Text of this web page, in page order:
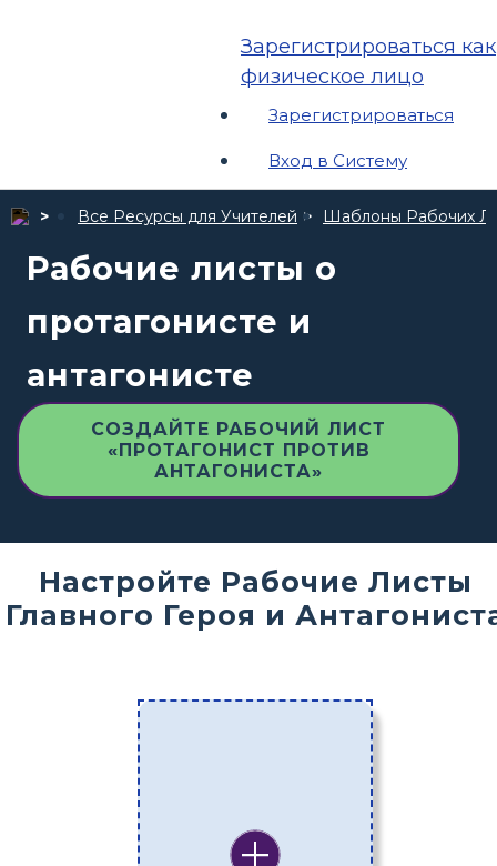
Зарегистрироваться как
физическое лицо
Зарегистрироваться
Вход в Систему
Все Ресурсы для Учителей Шаблоны Рабочих
Рабочие листы о
протагонисте и
антагонисте
СОЗДАЙТЕ РАБОЧИЙ ЛИСТ
«ПРОТАГОНИСТ ПРОТИВ
АНТАГОНИСТА»
Настройте Рабочие Листы
Главного Героя и